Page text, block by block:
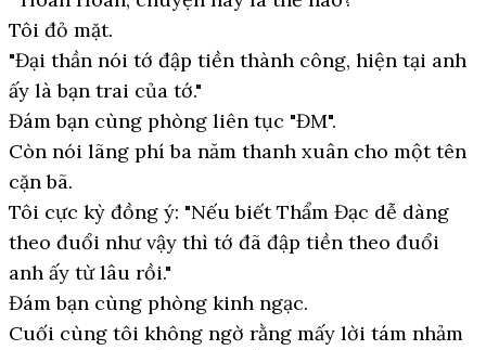
Tôi đỏ mặt.
"Đại thần nói tớ đập tiền thành công, hiện tại anh
ấy là bạn trai của tớ."
Đám bạn cùng phòng liên tục "ĐM".
Còn nói lãng phí ba năm thanh xuân cho một tên
cặn bã.
Tôi cực kỳ đồng ý: "Nếu biết Thẩm Đạc dễ dàng
theo đuổi như vậy thì tớ đã đập tiền theo đuổi
anh ấy từ lâu rồi."
Đám bạn cùng phòng kinh ngạc.
Cuối cùng tôi không ngờ rằng mấy lời tám nhảm